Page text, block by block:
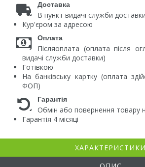
Доставка
В пункт видачі служби доставки
Кур'єром за адресою
Оплата
Післяоплата (оплата після
видачі служби доставки)
Готівкою
На банківську картку (оплата
ФОП)
Гарантія
Обмін або повернення товару
Гарантія 4 місяці
ХАРАКТЕРИСТИКИ